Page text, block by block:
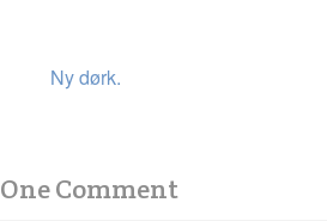
Ny dørk.
One Comment